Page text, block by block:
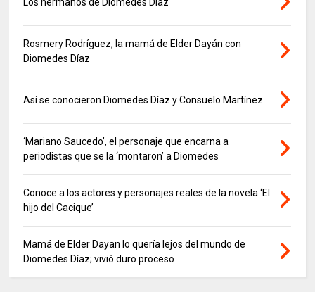
Rosmery Rodríguez, la mamá de Elder Dayán con
Diomedes Díaz
Así se conocieron Diomedes Díaz y Consuelo Martínez
‘Mariano Saucedo’, el personaje que encarna a
periodistas que se la ‘montaron’ a Diomedes
Conoce a los actores y personajes reales de la novela ‘El
hijo del Cacique’
Mamá de Elder Dayan lo quería lejos del mundo de
Diomedes Díaz; vivió duro proceso